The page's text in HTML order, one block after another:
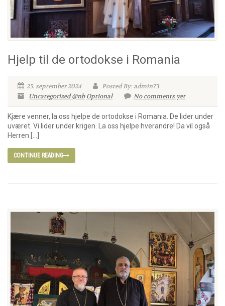
Hjelp til de ortodokse i Romania
25. september 2024
Posted By: admin73
Uncategorized @nb Optional No comments yet
Kjære venner, la oss hjelpe de ortodokse i Romania. De lider under
uværet. Vi lider under krigen. La oss hjelpe hverandre! Da vil også
Herren […]
CONTINUE READING